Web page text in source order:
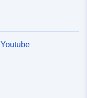
Youtube